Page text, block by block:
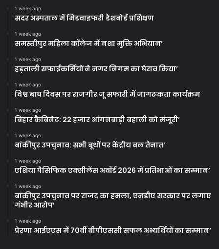
1 week ago
सदर अस्पताल में मिडवाइफरी डैशबोर्ड प्रशिक्षण
1 week ago
समस्तीपुर महिला कॉलेज में नशा मुक्ति अभियान’
1 week ago
हड़ताली सफाईकर्मियों ने नगर निगम का घेराव किया’
1 week ago
विश्व बाघ दिवस पर राजगीर जू सफारी में जागरूकता कार्यक्रम
1 week ago
बिहार कैबिनेट: 22 हजार आंगनबाड़ी बहाली को मंजूरी’
1 week ago
बांकीपुर उपचुनाव: सभी बूथों पर केंद्रीय बल तैनात’
1 week ago
एशिया पैसिफिक एक्सीलेंस अवॉर्ड 2026 में प्रतिभाओं का सम्मान’
1 week ago
बांकीपुर उपचुनाव पर राजद का हमला, एनडीए सरकार पर लगाए
गंभीर आरोप’
1 week ago
प्रेरणा आईएएस में 70वीं बीपीएससी सफल अभ्यर्थियों का सम्मान’